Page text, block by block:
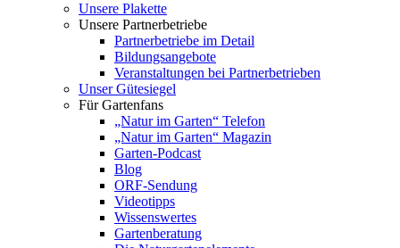
Unsere Plakette
Unsere Partnerbetriebe
Partnerbetriebe im Detail
Bildungsangebote
Veranstaltungen bei Partnerbetrieben
Unser Gütesiegel
Für Gartenfans
„Natur im Garten“ Telefon
„Natur im Garten“ Magazin
Garten-Podcast
Blog
ORF-Sendung
Videotipps
Wissenswertes
Gartenberatung